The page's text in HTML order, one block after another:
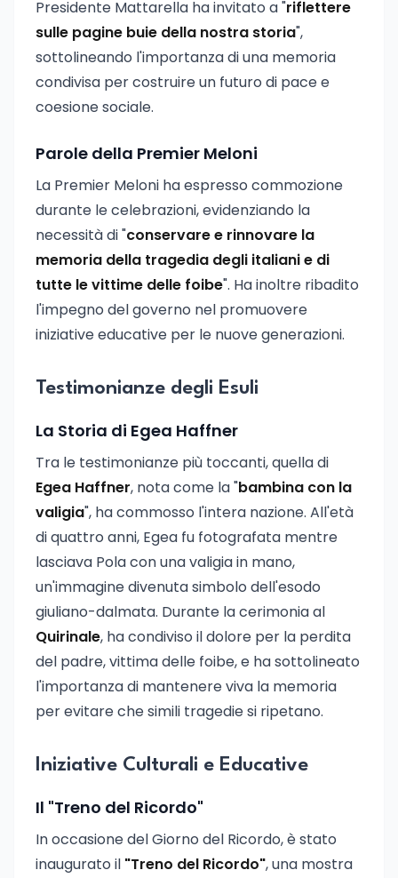
Presidente Mattarella ha invitato a "riflettere
sulle pagine buie della nostra storia",
sottolineando l'importanza di una memoria
condivisa per costruire un futuro di pace e
coesione sociale.
Parole della Premier Meloni
La Premier Meloni ha espresso commozione
durante le celebrazioni, evidenziando la
necessità di "conservare e rinnovare la
memoria della tragedia degli italiani e di
tutte le vittime delle foibe". Ha inoltre ribadito
l'impegno del governo nel promuovere
iniziative educative per le nuove generazioni.
Testimonianze degli Esuli
La Storia di Egea Haffner
Tra le testimonianze più toccanti, quella di
Egea Haffner, nota come la "bambina con la
valigia", ha commosso l'intera nazione. All'età
di quattro anni, Egea fu fotografata mentre
lasciava Pola con una valigia in mano,
un'immagine divenuta simbolo dell'esodo
giuliano-dalmata. Durante la cerimonia al
Quirinale, ha condiviso il dolore per la perdita
del padre, vittima delle foibe, e ha sottolineato
l'importanza di mantenere viva la memoria
per evitare che simili tragedie si ripetano.
Iniziative Culturali e Educative
Il "Treno del Ricordo"
In occasione del Giorno del Ricordo, è stato
inaugurato il "Treno del Ricordo", una mostra